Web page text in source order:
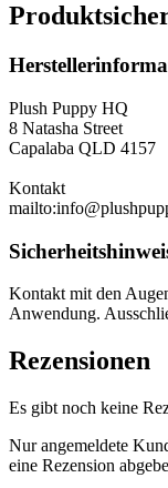
Plush Puppy HQ
8 Natasha Street
Capalaba QLD 4157
Kontakt
Kontakt mit den
Anwendung.
Rezensionen
Es gibt noch keine
Nur angemeldete
eine Rezension